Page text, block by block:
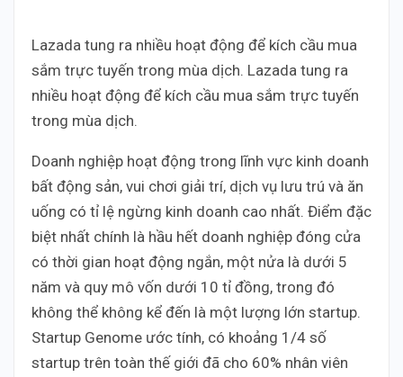
Lazada tung ra nhiều hoạt động để kích cầu mua
sắm trực tuyến trong mùa dịch. Lazada tung ra
nhiều hoạt động để kích cầu mua sắm trực tuyến
trong mùa dịch.
Doanh nghiệp hoạt động trong lĩnh vực kinh doanh
bất động sản, vui chơi giải trí, dịch vụ lưu trú và ăn
uống có tỉ lệ ngừng kinh doanh cao nhất. Điểm đặc
biệt nhất chính là hầu hết doanh nghiệp đóng cửa
có thời gian hoạt động ngắn, một nửa là dưới 5
năm và quy mô vốn dưới 10 tỉ đồng, trong đó
không thể không kể đến là một lượng lớn startup.
Startup Genome ước tính, có khoảng 1/4 số
startup trên toàn thế giới đã cho 60% nhân viên